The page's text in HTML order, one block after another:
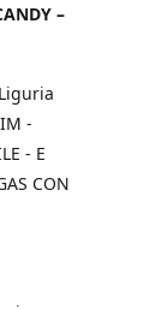
–
-
- E
CON